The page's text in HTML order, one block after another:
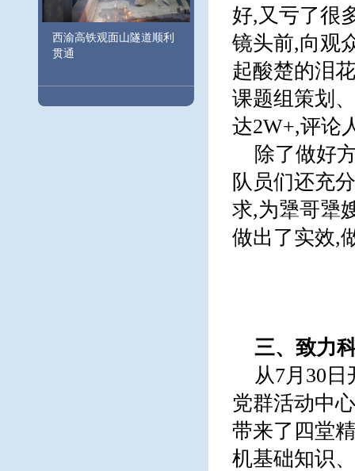
西渝高铁观面山隧道顺利
贯通
好,又亏了很
镜头前,向观
起酸楚的泪
课题组策划
达2W+,评论
除了做好
队员们还充
求,为犟哥犟
做出了实效,
三、致力
从7月30
党群活动中
带来了四堂
机基础知识